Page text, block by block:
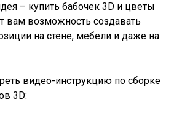
– купить бабочек 3D и цветы
вам возможность создавать
на стене, мебели и даже на
видео-инструкцию по сборке
3D: